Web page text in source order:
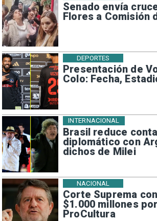
Senado envía
Flores a Comisión
Presentación de
Colo: Fecha,
DEPORTES
Brasil reduce
diplomático con
dichos de Milei
INTERNACIONAL
Corte Suprema
$1.000 millones
ProCultura
NACIONAL